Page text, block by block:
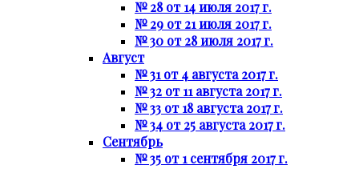
№ 28 от 14 июля 2017 г.
№ 29 от 21 июля 2017 г.
№ 30 от 28 июля 2017 г.
Август
№ 31 от 4 августа 2017 г.
№ 32 от 11 августа 2017 г.
№ 33 от 18 августа 2017 г.
№ 34 от 25 августа 2017 г.
Сентябрь
№ 35 от 1 сентября 2017 г.